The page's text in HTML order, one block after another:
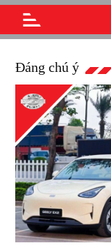
Đáng chú ý